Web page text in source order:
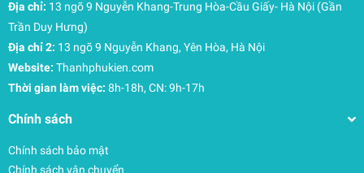
Địa chỉ: 13 ngõ 9 Nguyễn Khang-Trung Hòa-Cầu Giấy- Hà Nội (Gần
Trần Duy Hưng)
Địa chỉ 2: 13 ngõ 9 Nguyễn Khang, Yên Hòa, Hà Nội
Website: Thanhphukien.com
Thời gian làm việc: 8h-18h, CN: 9h-17h
Chính sách
Chính sách bảo mật
Chính sách vận chuyển